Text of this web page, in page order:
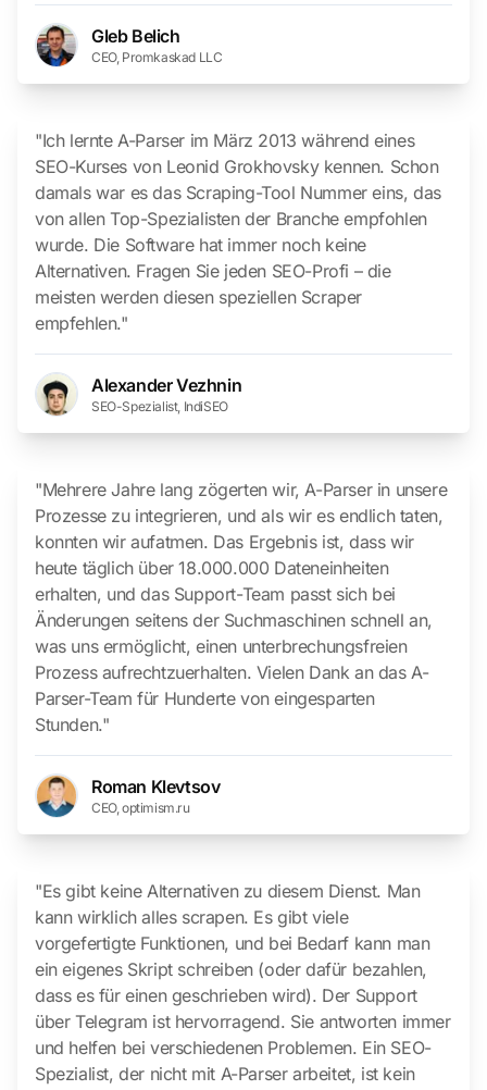
Gleb Belich
CEO, Promkaskad LLC
"Ich lernte A-Parser im März 2013 während eines
SEO-Kurses von Leonid Grokhovsky kennen. Schon
damals war es das Scraping-Tool Nummer eins, das
von allen Top-Spezialisten der Branche empfohlen
wurde. Die Software hat immer noch keine
Alternativen. Fragen Sie jeden SEO-Profi – die
meisten werden diesen speziellen Scraper
empfehlen."
Alexander Vezhnin
SEO-Spezialist, IndiSEO
"Mehrere Jahre lang zögerten wir, A-Parser in unsere
Prozesse zu integrieren, und als wir es endlich taten,
konnten wir aufatmen. Das Ergebnis ist, dass wir
heute täglich über 18.000.000 Dateneinheiten
erhalten, und das Support-Team passt sich bei
Änderungen seitens der Suchmaschinen schnell an,
was uns ermöglicht, einen unterbrechungsfreien
Prozess aufrechtzuerhalten. Vielen Dank an das A-
Parser-Team für Hunderte von eingesparten
Stunden."
Roman Klevtsov
CEO, optimism.ru
"Es gibt keine Alternativen zu diesem Dienst. Man
kann wirklich alles scrapen. Es gibt viele
vorgefertigte Funktionen, und bei Bedarf kann man
ein eigenes Skript schreiben (oder dafür bezahlen,
dass es für einen geschrieben wird). Der Support
über Telegram ist hervorragend. Sie antworten immer
und helfen bei verschiedenen Problemen. Ein SEO-
Spezialist, der nicht mit A-Parser arbeitet, ist kein